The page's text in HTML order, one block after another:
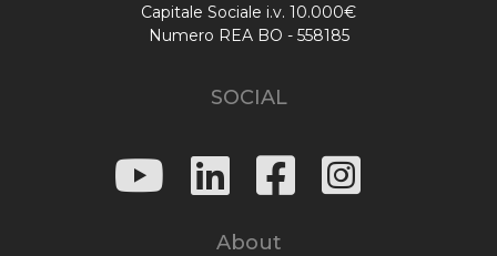
Capitale Sociale i.v. 10.000€
Numero REA BO - 558185
SOCIAL
About